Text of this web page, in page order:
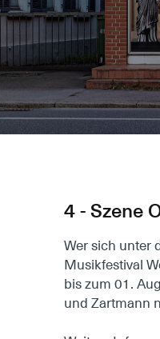
4 - Szene
Wer sich unter
Musikfestival
bis zum 01.
und Zartmann